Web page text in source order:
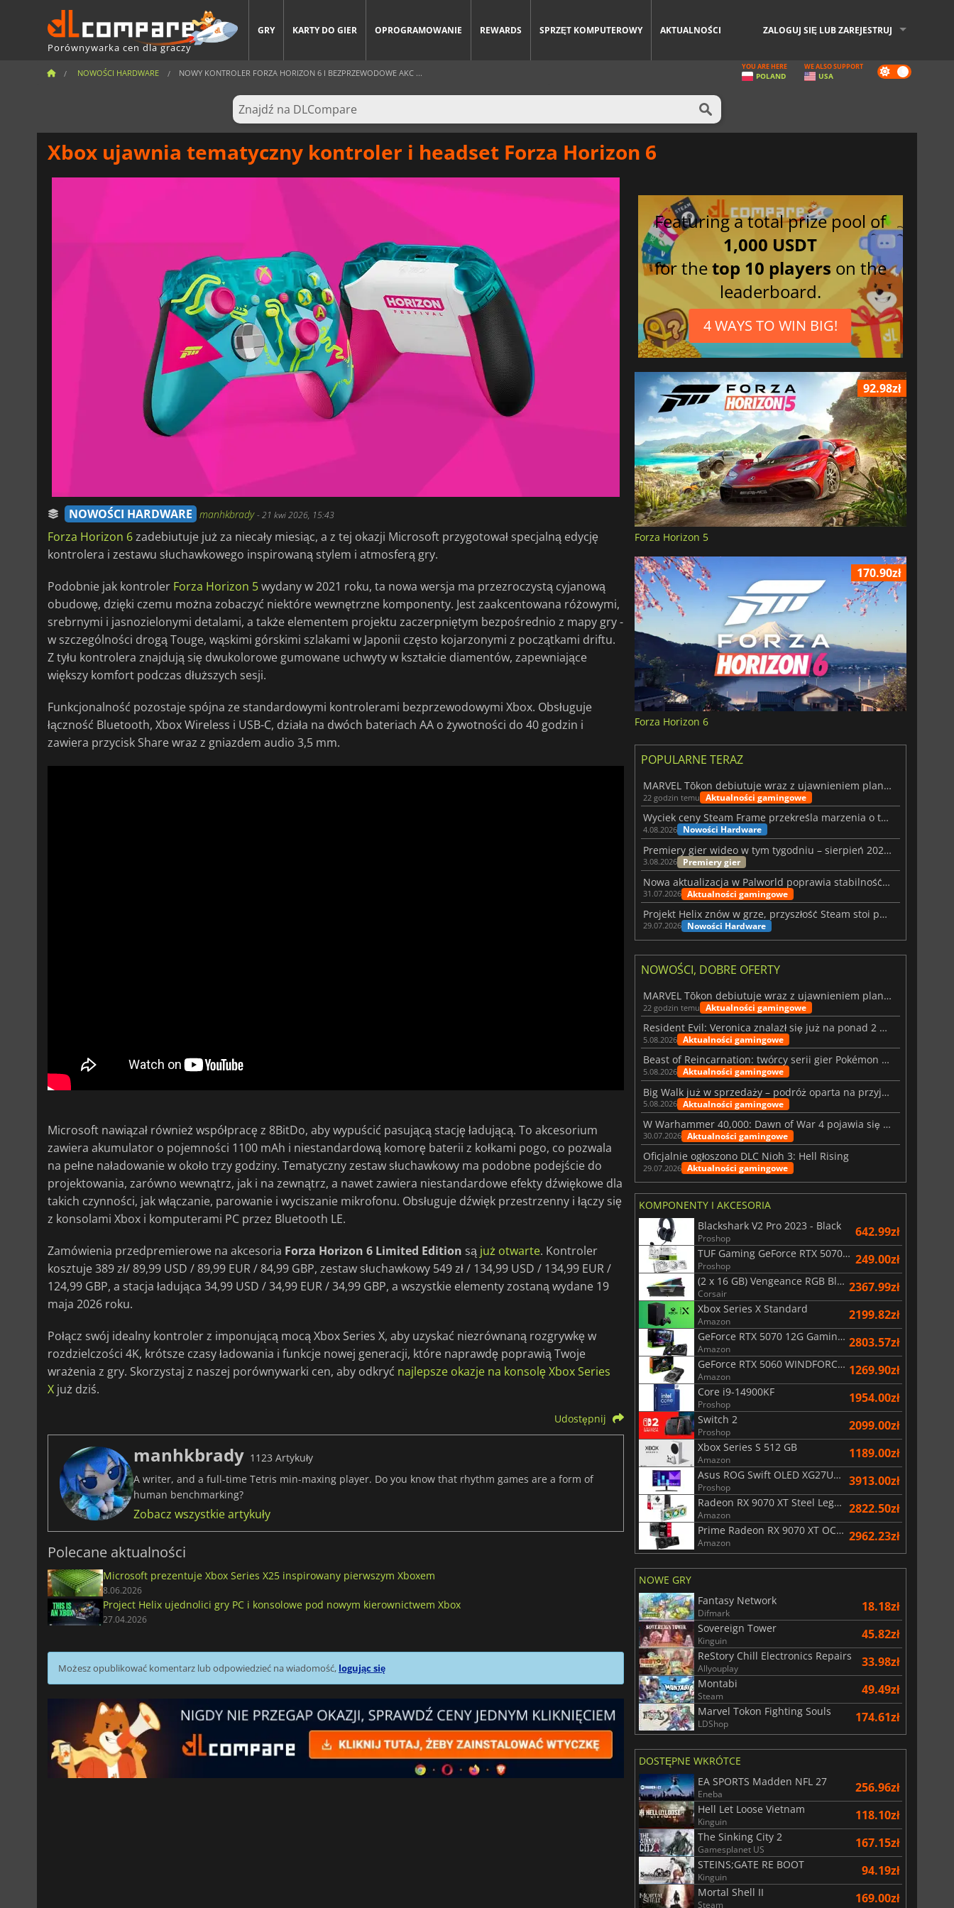
Porównywarka cen dla graczy
GRY KARTY DO GIER OPROGRAMOWANIE REWARDS SPRZĘT KOMPUTEROWY AKTUALNOŚCI ZALOGUJ SIĘ LUB ZAREJESTRUJ
NOWOŚCI HARDWARE NOWY KONTROLER FORZA HORIZON 6 I BEZPRZEWODOWE AKC ... Dark
mode
YOU ARE HERE
POLAND
WE ALSO SUPPORT
USA
Xbox ujawnia tematyczny kontroler i headset Forza Horizon 6
NOWOŚCI HARDWARE manhkbrady-21 kwi 2026, 15:43
Forza Horizon 6zadebiutuje już za niecały miesiąc, a z tej okazji Microsoft przygotował specjalną edycję
kontrolera i zestawu słuchawkowego inspirowaną stylem i atmosferą gry.
Podobnie jak kontroler Forza Horizon 5wydany w 2021 roku, ta nowa wersja ma przezroczystą cyjanową
obudowę, dzięki czemu można zobaczyć niektóre wewnętrzne komponenty. Jest zaakcentowana różowymi,
srebrnymi i jasnozielonymi detalami, a także elementem projektu zaczerpniętym bezpośrednio z mapy gry -
w szczególności drogą Touge, wąskimi górskimi szlakami w Japonii często kojarzonymi z początkami driftu.
Z tyłu kontrolera znajdują się dwukolorowe gumowane uchwyty w kształcie diamentów, zapewniające
większy komfort podczas dłuższych sesji.
Funkcjonalność pozostaje spójna ze standardowymi kontrolerami bezprzewodowymi Xbox. Obsługuje
łączność Bluetooth, Xbox Wireless i USB-C, działa na dwóch bateriach AA o żywotności do 40 godzin i
zawiera przycisk Share wraz z gniazdem audio 3,5 mm.
Microsoft nawiązał również współpracę z 8BitDo, aby wypuścić pasującą stację ładującą. To akcesorium
zawiera akumulator o pojemności 1100 mAh i niestandardową komorę baterii z kołkami pogo, co pozwala
na pełne naładowanie w około trzy godziny. Tematyczny zestaw słuchawkowy ma podobne podejście do
projektowania, zarówno wewnątrz, jak i na zewnątrz, a nawet zawiera niestandardowe efekty dźwiękowe dla
takich czynności, jak włączanie, parowanie i wyciszanie mikrofonu. Obsługuje dźwięk przestrzenny i łączy się
z konsolami Xbox i komputerami PC przez Bluetooth LE.
Zamówienia przedpremierowe na akcesoria Forza Horizon 6 Limited Edition są już otwarte. Kontroler
kosztuje 389 zł/ 89,99 USD / 89,99 EUR / 84,99 GBP, zestaw słuchawkowy 549 zł / 134,99 USD / 134,99 EUR /
124,99 GBP, a stacja ładująca 34,99 USD / 34,99 EUR / 34,99 GBP, a wszystkie elementy zostaną wydane 19
maja 2026 roku.
Połącz swój idealny kontroler z imponującą mocą Xbox Series X, aby uzyskać niezrównaną rozgrywkę w
rozdzielczości 4K, krótsze czasy ładowania i funkcje nowej generacji, które naprawdę poprawią Twoje
wrażenia z gry. Skorzystaj z naszej porównywarki cen, aby odkryć najlepsze okazje na konsolę Xbox Series
X już dziś.
Udostępnij
manhkbrady 1123 Artykuły
A writer, and a full-time Tetris min-maxing player. Do you know that rhythm games are a form of
human benchmarking?
Zobacz wszystkie artykuły
Polecane aktualności
Microsoft prezentuje Xbox Series X25 inspirowany pierwszym Xboxem
8.06.2026
Project Helix ujednolici gry PC i konsolowe pod nowym kierownictwem Xbox
27.04.2026
Możesz opublikować komentarz lub odpowiedzieć na wiadomość, logując się
Featuring a total prize pool of
1,000 USDT
for thetop 10 players on the
leaderboard.
4 WAYS TO WIN BIG!
92.98zł
Forza Horizon 5
170.90zł
Forza Horizon 6
POPULARNE TERAZ
MARVEL Tōkon debiutuje wraz z ujawnieniem planu rozwoju na pierwszy rok
22 godzin temu Aktualności gamingowe
Wyciek ceny Steam Frame przekreśla marzenia o tanim zestawie VR
4.08.2026 Nowości Hardware
Premiery gier wideo w tym tygodniu – sierpień 2026 r. (32. tydzień)
3.08.2026 Premiery gier
Nowa aktualizacja w Palworld poprawia stabilność Sunreach i walk z bossami
31.07.2026 Aktualności gamingowe
Projekt Helix znów w grze, przyszłość Steam stoi pod znakiem zapytania
29.07.2026 Nowości Hardware
NOWOŚCI, DOBRE OFERTY
MARVEL Tōkon debiutuje wraz z ujawnieniem planu rozwoju na pierwszy rok
22 godzin temu Aktualności gamingowe
Resident Evil: Veronica znalazł się już na ponad 2 milionach list życzeń
5.08.2026 Aktualności gamingowe
Beast of Reincarnation: twórcy serii gier Pokémon wkraczają na nową ścieżkę
5.08.2026 Aktualności gamingowe
Big Walk już w sprzedaży – podróż oparta na przyjaźni
5.08.2026 Aktualności gamingowe
W Warhammer 40,000: Dawn of War 4 pojawia się frakcja Nekronów
30.07.2026 Aktualności gamingowe
Oficjalnie ogłoszono DLC Nioh 3: Hell Rising
29.07.2026 Aktualności gamingowe
KOMPONENTY I AKCESORIA
Blackshark V2 Pro 2023 - Black
Proshop 642.99zł
TUF Gaming GeForce RTX 5070 Ti OC White Edition 16GB
Proshop 249.00zł
(2 x 16 GB) Vengeance RGB Black AMD Expo 6000 MHz - CAS 30
Corsair 2367.99zł
Xbox Series X Standard
Amazon 2199.82zł
GeForce RTX 5070 12G Gaming Trio OC Black
Amazon 2803.57zł
GeForce RTX 5060 WINDFORCE OC 8G
Amazon 1269.90zł
Core i9-14900KF
Proshop 1954.00zł
Switch 2
Proshop 2099.00zł
Xbox Series S 512 GB
Amazon 1189.00zł
Asus ROG Swift OLED XG27UCDMG
Proshop 3913.00zł
Radeon RX 9070 XT Steel Legend 16GB
Amazon 2822.50zł
Prime Radeon RX 9070 XT OC Edition 16G
Amazon 2962.23zł
NOWE GRY
Fantasy Network
Difmark 18.18zł
Sovereign Tower
Kinguin 45.82zł
ReStory Chill Electronics Repairs
Allyouplay 33.98zł
Montabi
Steam 49.49zł
Marvel Tokon Fighting Souls
LDShop 174.61zł
DOSTĘPNE WKRÓTCE
EA SPORTS Madden NFL 27
Eneba 256.96zł
Hell Let Loose Vietnam
Kinguin 118.10zł
The Sinking City 2
Gamesplanet US 167.15zł
STEINS;GATE RE BOOT
Kinguin 94.19zł
Mortal Shell II
Steam 169.00zł